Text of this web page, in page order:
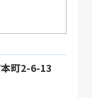
町2-6-13